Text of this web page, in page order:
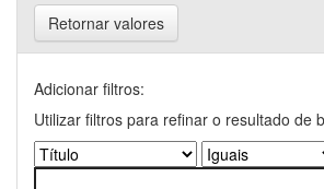
Retornar valores
Adicionar filtros:
Utilizar filtros para refinar o resultado de